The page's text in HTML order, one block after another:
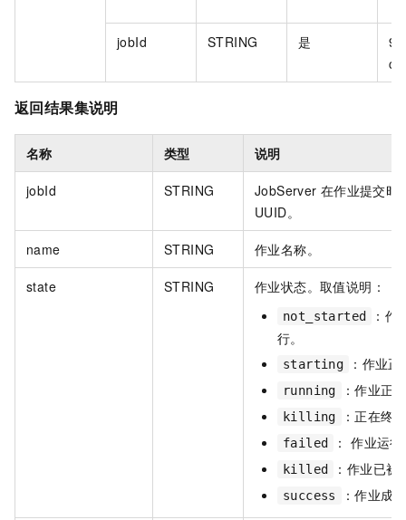
jobId STRING 是
返回结果集说明
名称 类型 说明
jobId​ STRING JobServer 在作业提交时
UUID。
name STRING 作业名称。
state STRING 作业状态。取值说明：
not_started
：作
行。
starting ：作业
running ：作业正
killing ：正在终
failed ： 作业运
killed ：作业已被
success ：作业成